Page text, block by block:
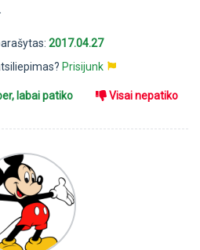
2017.04.27
Prisijunk
labai patiko Visai nepatiko